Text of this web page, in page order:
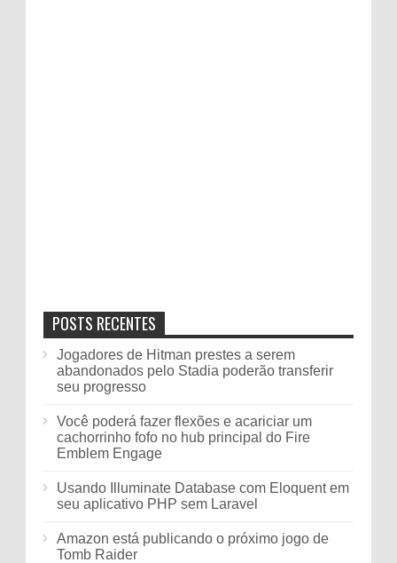
POSTS RECENTES
Jogadores de Hitman prestes a serem
abandonados pelo Stadia poderão transferir
seu progresso
Você poderá fazer flexões e acariciar um
cachorrinho fofo no hub principal do Fire
Emblem Engage
Usando Illuminate Database com Eloquent em
seu aplicativo PHP sem Laravel
Amazon está publicando o próximo jogo de
Tomb Raider